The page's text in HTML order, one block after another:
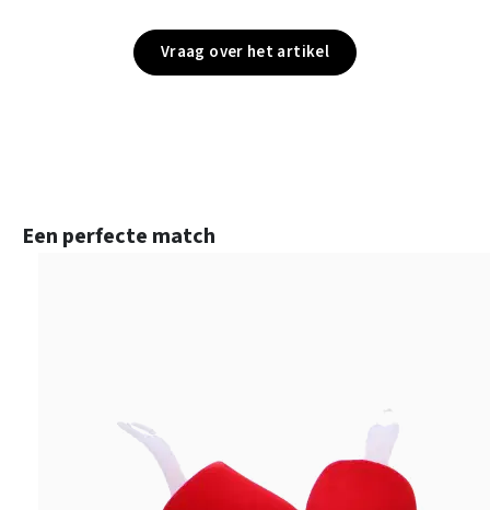
Vraag over het artikel
Productgalerij overslaan
Een perfecte match